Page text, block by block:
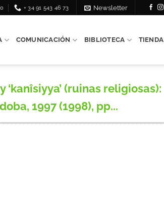
+ 34 91 543 46 73 Newsletter
COMUNICACIÓN BIBLIOTECA TIENDA
‘kanîsiyya’ (ruinas religiosas):
1997 (1998), pp...